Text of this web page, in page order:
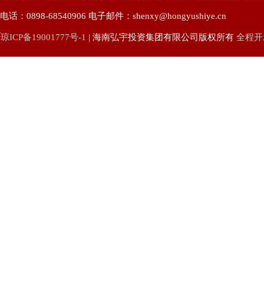
电话：0898-68540906 电子邮件：shenxy@hongyushiye.cn
琼ICP备19001777号-1 | 海南弘宇投资集团有限公司版权所有 全程